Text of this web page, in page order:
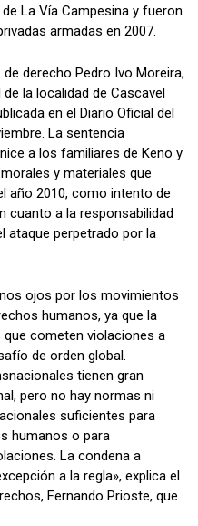
La Vía Campesina y fueron
armadas en 2007.
derecho Pedro Ivo Moreira,
la localidad de Cascavel
en el Diario Oficial del
La sentencia
a los familiares de Keno y
y materiales que
año 2010, como intento de
cuanto a la responsabilidad
ataque perpetrado por la
ojos por los movimientos
humanos, ya que la
cometen violaciones a
de orden global.
tienen gran
pero no hay normas ni
suficientes para
humanos o para
La condena a
a la regla», explica el
Fernando Prioste, que